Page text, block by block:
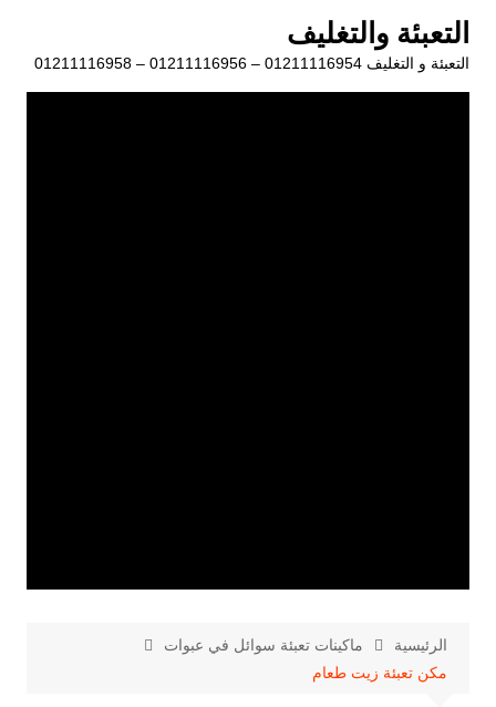
المحتوى
التعبئة والتغليف
التعبئة و التغليف 01211116954 – 01211116956 – 01211116958
الرئيسية
ماكينات تعبئة سوائل في عبوات
مكن تعبئة زيت طعام